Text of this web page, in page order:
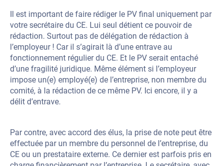
Il est important de faire rédiger le PV final uniquement par
votre secrétaire du CE. Lui seul détient ce pouvoir de
rédaction. Surtout pas de délégation de rédaction à
l’employeur ! Car il s’agirait là d’une entrave au
fonctionnement régulier du CE. Et le PV serait entaché
d’une fragilité juridique. Même élément si l’employeur
impose un(e) employé(e) de l’entreprise, non membre du
comité, à la rédaction de ce même PV. Ici encore, il y a
délit d’entrave.
Par contre, avec accord des élus, la prise de note peut être
effectuée par un membre du personnel de l’entreprise, du
CE ou un prestataire externe. Ce dernier est parfois pris en